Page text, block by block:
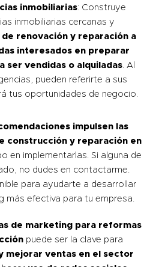
inmobiliarias: Construye
inmobiliarias cercanas y
renovación y reparación a
interesados en preparar
ser vendidas o alquiladas . Al
pueden referirte a sus
tus oportunidades de negocio.
impulsen las
construcción y reparación en
en implementarlas. Si alguna de
no dudes en contactarme
para ayudarte a desarrollar
más efectiva para tu empresa.
de marketing para reformas
puede ser la clave para
mejorar ventas en el sector